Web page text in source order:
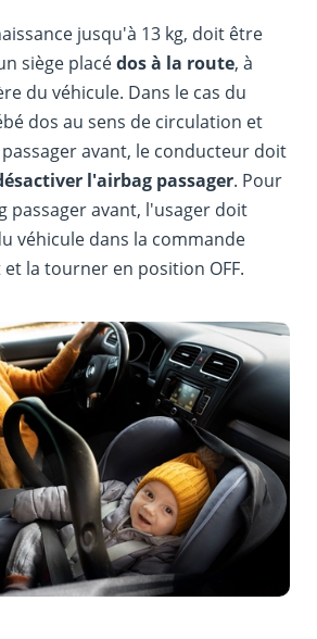
jusqu'à 13 kg, doit être
siège placédos à la route, à
du véhicule. Dans le cas du
dos au sens de circulation et
avant, le conducteur doit
l'airbag passager. Pour
passager avant, l'usager doit
véhicule dans la commande
la tourner en position OFF.